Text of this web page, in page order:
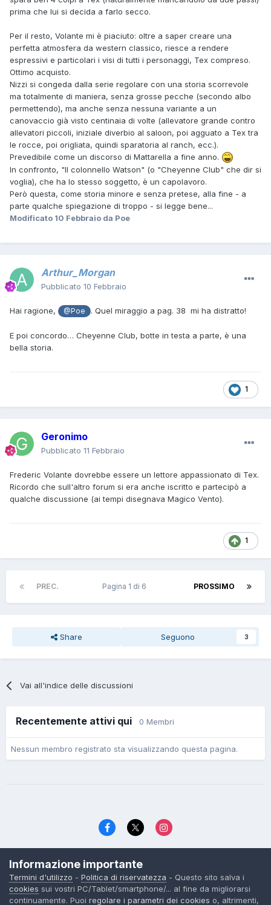
prima che lui si decida a farlo secco.
Per il resto, Volante mi è piaciuto: oltre a saper creare una
perfetta atmosfera da western classico, riesce a rendere
espressivi e particolari i visi di tutti i personaggi, Tex compreso.
Ottimo acquisto.
Nizzi si congeda dalla serie regolare con una storia scorrevole
ma totalmente di maniera, senza grosse pecche (secondo albo
permettendo), ma anche senza nessuna variante a un
canovaccio già visto centinaia di volte (allevatore grande contro
allevatori piccoli, iniziale diverbio al saloon, poi agguato a Tex tra
le rocce, poi origliata, quindi sparatoria al ranch, ecc.).
Prevedibile come un discorso di Mattarella a fine anno.
In confronto, "Il colonnello Watson" (o "Cheyenne Club" che dir si
voglia), che ha lo stesso soggetto, è un capolavoro.
Però questa, come storia minore e senza pretese, alla fine - a
parte qualche spiegazione di troppo - si legge bene...
Modificato 10 Febbraio da Poe
Arthur_Morgan
Pubblicato 10 Febbraio
Hai ragione, @Poe . Quel miraggio a pag. 38 mi ha distratto!
E poi concordo… Cheyenne Club, botte in testa a parte, è una
bella storia.
1
Geronimo
Pubblicato 11 Febbraio
Frederic Volante dovrebbe essere un lettore appassionato di Tex.
Ricordo che sull'altro forum si era anche iscritto e partecipò a
qualche discussione (ai tempi disegnava Magico Vento).
1
PREC. PROSSIMO
Pagina 1 di 6
Share Seguono 3
Vai all'indice delle discussioni
Recentemente attivi qui 0 Membri
Nessun membro registrato sta visualizzando questa pagina.
© TexWillerForum dal 2006
Powered by Invision Community
Informazione importante
Termini d'utilizzo - Politica di riservatezza - Questo sito salva i
cookies sui vostri PC/Tablet/smartphone/... al fine da migliorarsi
continuamente. Puoi regolare i parametri dei cookies o, altrimenti,